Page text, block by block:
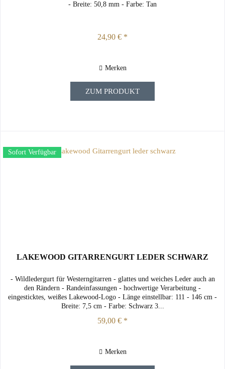
- Breite: 50,8 mm - Farbe: Tan
24,90 € *
Merken
ZUM PRODUKT
Sofort Verfügbar
LAKEWOOD GITARRENGURT LEDER SCHWARZ
- Wildledergurt für Westerngitarren - glattes und weiches Leder auch an
den Rändern - Randeinfassungen - hochwertige Verarbeitung -
eingesticktes, weißes Lakewood-Logo - Länge einstellbar: 111 - 146 cm -
Breite: 7,5 cm - Farbe: Schwarz 3...
59,00 € *
Merken